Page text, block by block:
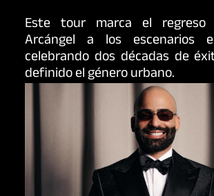
Este tour marca el
Arcángel a los escenarios
celebrando dos décadas de
definido el género urbano.